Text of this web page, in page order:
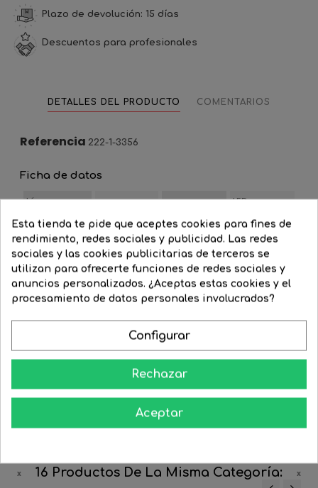
Plazo de devolución: 15 días
Descuentos para profesionales
DETALLES DEL PRODUCTO COMENTARIOS
Referencia 222-1-3356
Ficha de datos
Lúmenes
LED
Color de luz
Cálida Regulable
No
Voltaje
220/240 Watios 8
Acabado
Blanco
Negro
Material
Acero
Aluminio
(horas de
30000
Grado de
protección
IP20
Temperatura
de color º K
3000
16 Productos De La Misma Categoría:
Esta tienda te pide que aceptes cookies para fines de
rendimiento, redes sociales y publicidad. Las redes
sociales y las cookies publicitarias de terceros se
utilizan para ofrecerte funciones de redes sociales y
anuncios personalizados. ¿Aceptas estas cookies y el
procesamiento de datos personales involucrados?
Configurar
Rechazar
Aceptar